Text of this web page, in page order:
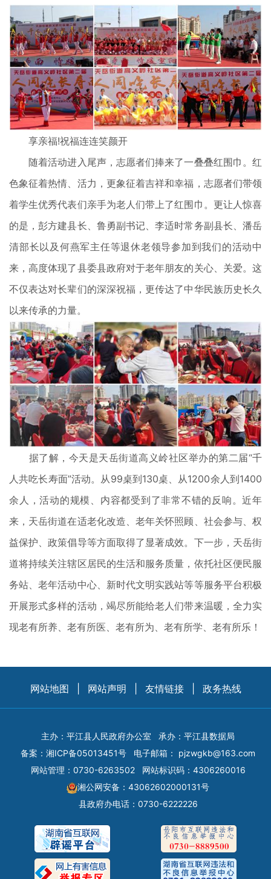
享亲福!祝福连连笑颜开
随着活动进入尾声，志愿者们捧来了一叠叠红围巾。红
色象征着热情、活力，更象征着吉祥和幸福，志愿者们带领
着学生优秀代表们亲手为老人们带上了红围巾。更让人惊喜
的是，彭方建县长、鲁勇副书记、李适时常务副县长、潘岳
清部长以及何燕军主任等退休老领导参加到我们的活动中
来，高度体现了县委县政府对于老年朋友的关心、关爱。这
不仅表达对长辈们的深深祝福，更传达了中华民族历史长久
以来传承的力量。
据了解，今天是天岳街道高义岭社区举办的第二届“千
人共吃长寿面”活动。从99桌到130桌、从1200余人到1400
余人，活动的规模、内容都受到了非常不错的反响。近年
来，天岳街道在适老化改造、老年关怀照顾、社会参与、权
益保护、政策倡导等方面取得了显著成效。下一步，天岳街
道将持续关注辖区居民的生活和服务质量，依托社区便民服
务站、老年活动中心、新时代文明实践站等等服务平台积极
开展形式多样的活动，竭尽所能给老人们带来温暖，全力实
现老有所养、老有所医、老有所为、老有所学、老有所乐！
网站地图 网站声明 友情链接 政务热线
主办：平江县人民政府办公室
承办：平江县数据局
备案： 湘ICP备05013451号 电子邮箱： pjzwgkb@163.com
网站管理：0730-6263502
网站标识码：4306260016
湘公网安备：43062602000131号
县政府办电话：0730-6222226